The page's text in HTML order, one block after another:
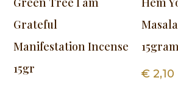
Grateful
Manifestation Incense
15gr
€ 2,10